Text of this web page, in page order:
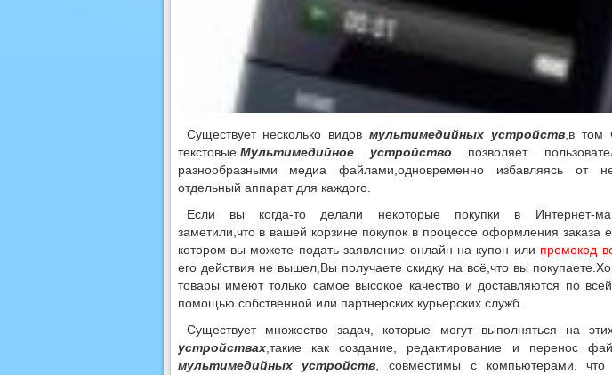
Существует несколько видовмультимедийных устройств ,в том
текстовые. Мультимедийное устройство позволяет
разнообразными медиа файлами,одновременно избавляясь от
отдельный аппарат для каждого.
Если вы когда-то делали некоторые покупки в Интернет-
заметили,что в вашей корзине покупок в процессе оформления заказа
котором вы можете подать заявление онлайн на купон или промокод
его действия не вышел,Вы получаете скидку на всё,что вы
товары имеют только самое высокое качество и доставляются по
помощью собственной или партнерских курьерских служб.
Существует множество задач, которые могут выполняться на
устройствах,такие как создание, редактирование и перенос
мультимедийных устройств , совместимы с компьютерами, что